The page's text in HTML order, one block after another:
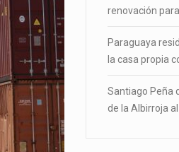
renovación
Paraguaya
la casa propia
Santiago Peña
de la Albirroja